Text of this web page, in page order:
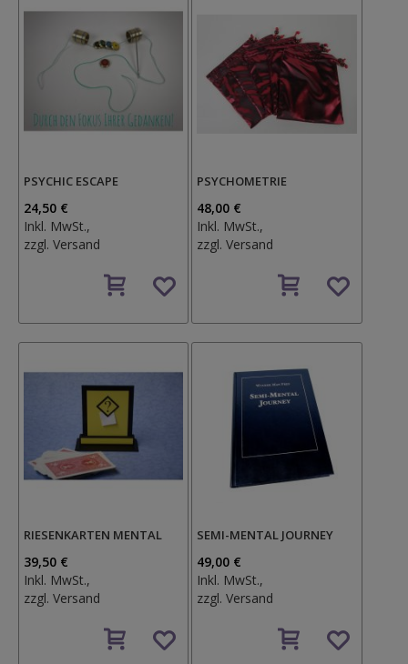
PSYCHIC ESCAPE
24,50 €
Inkl. MwSt.,
zzgl. Versand
den
PSYCHOMETRIE
48,00 €
Inkl. MwSt.,
zzgl.Versand
den
RIESENKARTEN MENTAL
39,50 €
Inkl. MwSt.,
zzgl. Versand
den
SEMI-MENTAL JOURNEY
49,00 €
Inkl. MwSt.,
zzgl.Versand
den